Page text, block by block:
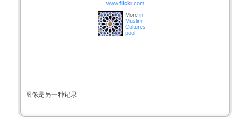
www.flickr.com
Morein
Muslim
Cultures
pool
图像是另一种记录